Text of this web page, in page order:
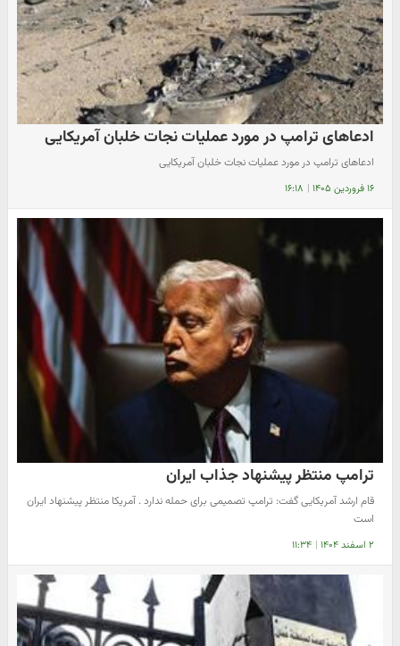
ادعاهای ترامپ در مورد عملیات نجات خلبان آمریکایی
ادعاهای ترامپ در مورد عملیات نجات خلبان آمریکایی
۱۶ فروردین ۱۴۰۵ | ۱۶:۱۸
ترامپ منتظر پیشنهاد جذاب ایران
قام ارشد آمریکایی گفت: ترامپ تصمیمی برای حمله ندارد . آمریکا منتظر پیشنهاد ایران
است
۲ اسفند ۱۴۰۴ | ۱۱:۳۴